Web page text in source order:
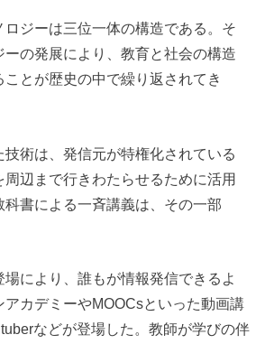
ジーは三位一体の構造である。そ
の発展により、教育と社会の構造
とが歴史の中で繰り返されてき
術は、発信元が特権化されている
周辺まで行きわたらせるために活用
科書による一斉講義は、その一部
により、誰もが情報発信できるよ
アカデミーやMOOCsといった動画講
などが登場した。教師が学びの伴